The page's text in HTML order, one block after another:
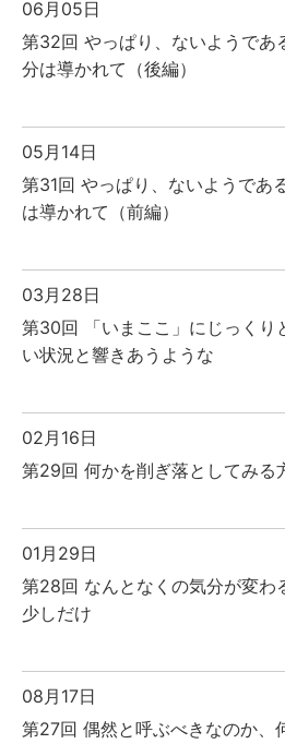
06月05日
第32回 やっぱり、ないようであ
分は導かれて（後編）
05月14日
第31回 やっぱり、ないようであ
は導かれて（前編）
03月28日
第30回 「いまここ」にじっくり
い状況と響きあうような
02月16日
第29回 何かを削ぎ落としてみる
01月29日
第28回 なんとなくの気分が変わ
少しだけ
08月17日
第27回 偶然と呼ぶべきなのか、